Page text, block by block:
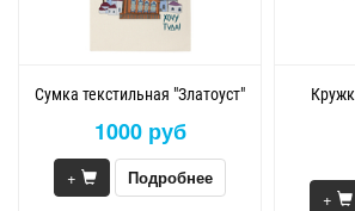
Сумка текстильная "Златоуст"
1000 руб
+ Подробнее
+